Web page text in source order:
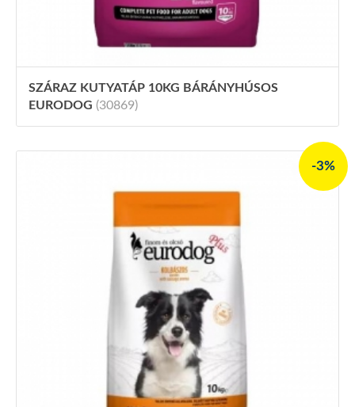
SZÁRAZ KUTYATÁP 10KG BÁRÁNYHÚSOS
EURODOG (30869)
-3%